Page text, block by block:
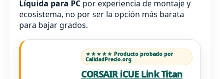
Líquida para PC por experiencia de montaje y
ecosistema, no por ser la opción más barata
para bajar grados.
★★★★★ Producto probado por
CalidadPrecio.org
CORSAIR iCUE Link Titan